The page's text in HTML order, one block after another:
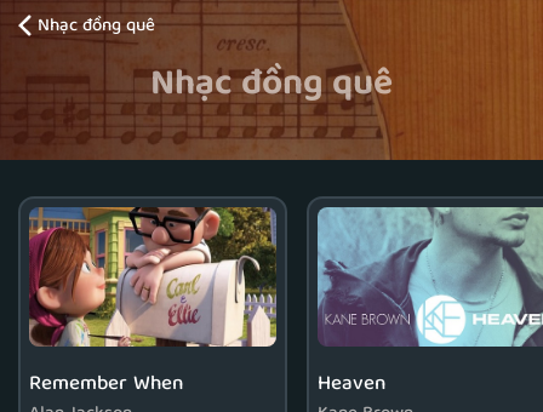
Nhạc đồng quê
Nhạc đồng quê
Remember When Heaven